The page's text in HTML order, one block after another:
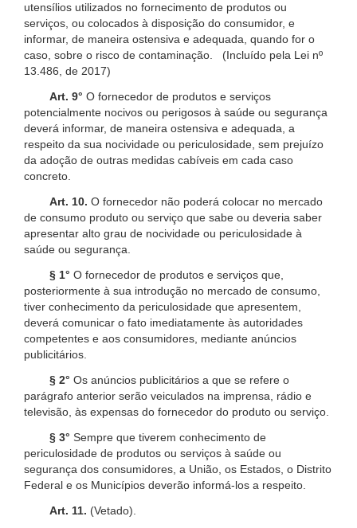
utensílios utilizados no fornecimento de produtos ou
serviços, ou colocados à disposição do consumidor, e
informar, de maneira ostensiva e adequada, quando for o
caso, sobre o risco de contaminação. (Incluído pela Lei nº
13.486, de 2017)
Art. 9° O fornecedor de produtos e serviços
potencialmente nocivos ou perigosos à saúde ou segurança
deverá informar, de maneira ostensiva e adequada, a
respeito da sua nocividade ou periculosidade, sem prejuízo
da adoção de outras medidas cabíveis em cada caso
concreto.
Art. 10. O fornecedor não poderá colocar no mercado
de consumo produto ou serviço que sabe ou deveria saber
apresentar alto grau de nocividade ou periculosidade à
saúde ou segurança.
§ 1° O fornecedor de produtos e serviços que,
posteriormente à sua introdução no mercado de consumo,
tiver conhecimento da periculosidade que apresentem,
deverá comunicar o fato imediatamente às autoridades
competentes e aos consumidores, mediante anúncios
publicitários.
§ 2° Os anúncios publicitários a que se refere o
parágrafo anterior serão veiculados na imprensa, rádio e
televisão, às expensas do fornecedor do produto ou serviço.
§ 3° Sempre que tiverem conhecimento de
periculosidade de produtos ou serviços à saúde ou
segurança dos consumidores, a União, os Estados, o Distrito
Federal e os Municípios deverão informá-los a respeito.
Art. 11. (Vetado).